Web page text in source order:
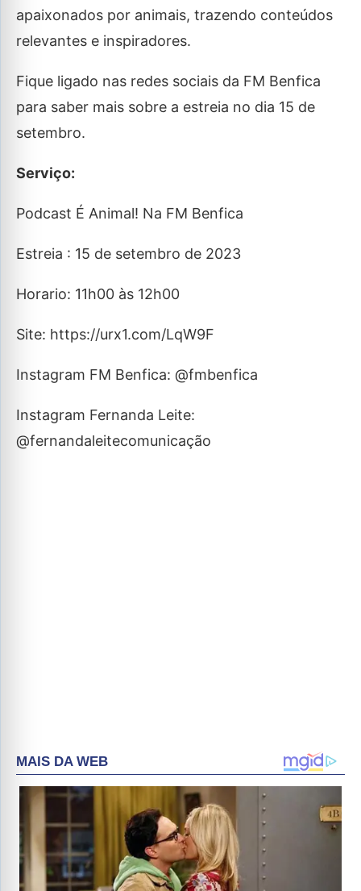
apaixonados por animais, trazendo conteúdos
relevantes e inspiradores.
Fique ligado nas redes sociais da FM Benfica
para saber mais sobre a estreia no dia 15 de
setembro.
Serviço:
Podcast É Animal! Na FM Benfica
Estreia : 15 de setembro de 2023
Horario: 11h00 às 12h00
Site: https://urx1.com/LqW9F
Instagram FM Benfica: @fmbenfica
Instagram Fernanda Leite:
@fernandaleitecomunicação